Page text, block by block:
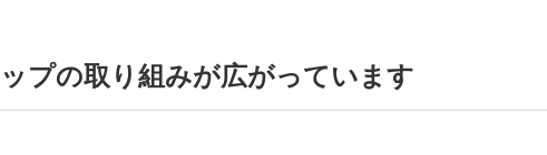
プの取り組みが広がっています